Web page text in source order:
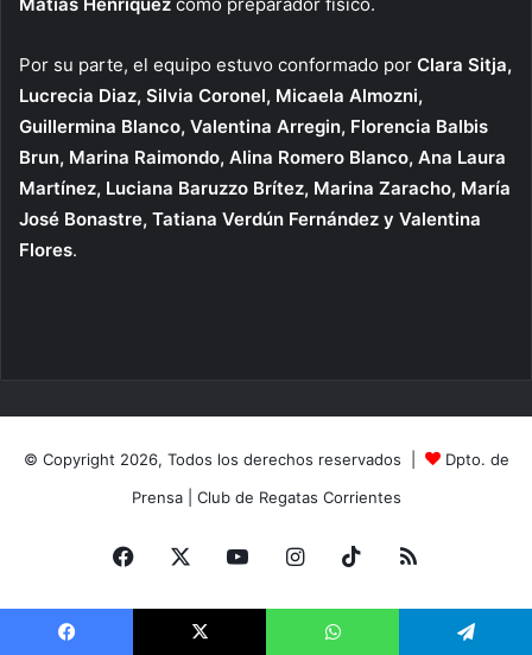
Por su parte, el equipo estuvo conformado por Clara Sitja,
Lucrecia Diaz, Silvia Coronel, Micaela Almozni,
Guillermina Blanco, Valentina Arregin, Florencia Balbis
Brun, Marina Raimondo, Alina Romero Blanco, Ana Laura
Martínez, Luciana Baruzzo Brítez, Marina Zaracho, María
José Bonastre, Tatiana Verdún Fernández y Valentina
Flores.
© Copyright 2026, Todos los derechos reservados |
Dpto. de
Prensa| Club de Regatas Corrientes
Facebook YouTubeInstagram
TikTokRSS